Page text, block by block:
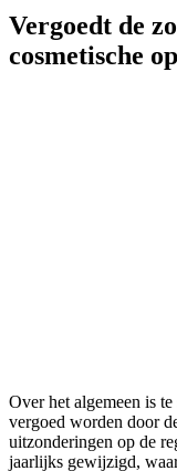
Vergoedt de
cosmetische
Over het algemeen is
vergoed worden door
uitzonderingen op de
jaarlijks gewijzigd,